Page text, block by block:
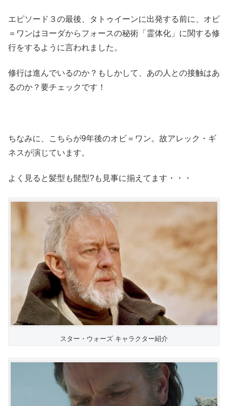
エピソード３の最後、タトゥイーンに出発する前に、オビ
＝ワンはヨーダからフォースの秘術「霊体化」に関する修
行をするように言われました。
修行は進んでいるのか？もしかして、あの人との接触はあ
るのか？要チェックです！
ちなみに、こちらが9年後のオビ＝ワン。故アレック・ギ
ネスが演じています。
よく見ると髪型も髭型?も見事に揃えてます・・・
スター・ウォーズ キャラクター紹介